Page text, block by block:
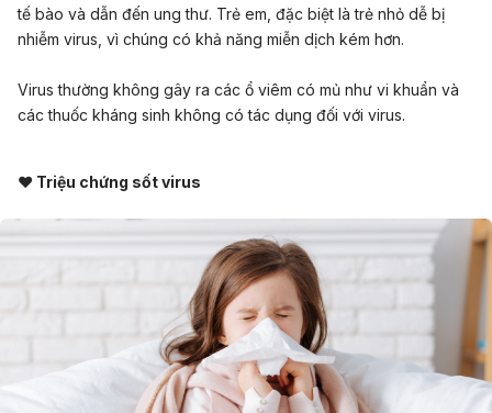
tế bào và dẫn đến ung thư. Trẻ em, đặc biệt là trẻ nhỏ dễ bị
nhiễm virus, vì chúng có khả năng miễn dịch kém hơn.
Virus thường không gây ra các ổ viêm có mủ như vi khuẩn và
các thuốc kháng sinh không có tác dụng đối với virus.
♥ Triệu chứng sốt virus